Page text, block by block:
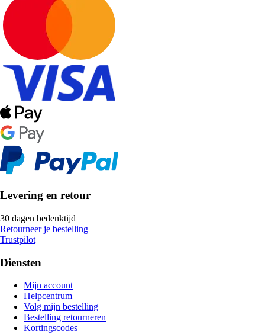
Levering en retour
30 dagen bedenktijd
Retourneer je bestelling
Trustpilot
Diensten
Mijn account
Helpcentrum
Volg mijn bestelling
Bestelling retourneren
Kortingscodes